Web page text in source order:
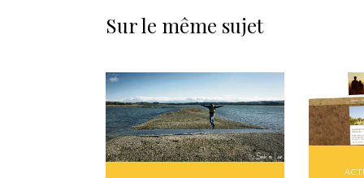
Sur le même sujet